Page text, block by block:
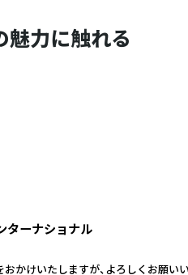
魅力に触れる
ターナショナル
かけいたしますが、よろしくお願い